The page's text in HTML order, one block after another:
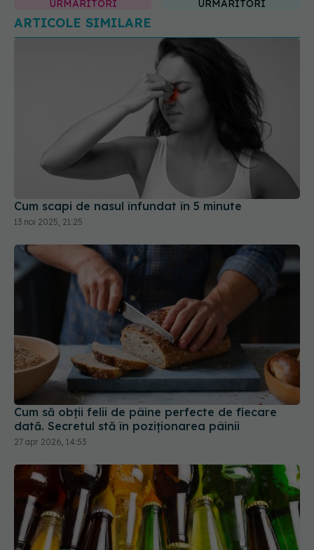
Cum scapi de nasul înfundat în 5 minute
13 noi 2025, 21:25
Cum să obții felii de pâine perfecte de fiecare
dată. Secretul stă în poziționarea pâinii
27 apr 2026, 14:53